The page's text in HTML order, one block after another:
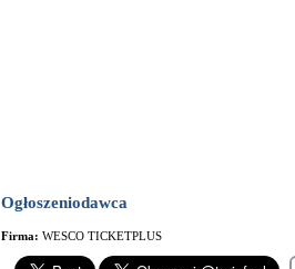
Ogłoszeniodawca
Firma: WESCO TICKETPLUS